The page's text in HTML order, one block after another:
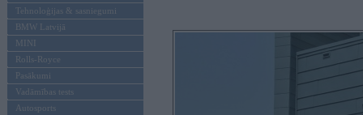
Tehnoloģijas & sasniegumi
BMW Latvijā
MINI
Rolls-Royce
Pasākumi
Vadāmības tests
Autosports